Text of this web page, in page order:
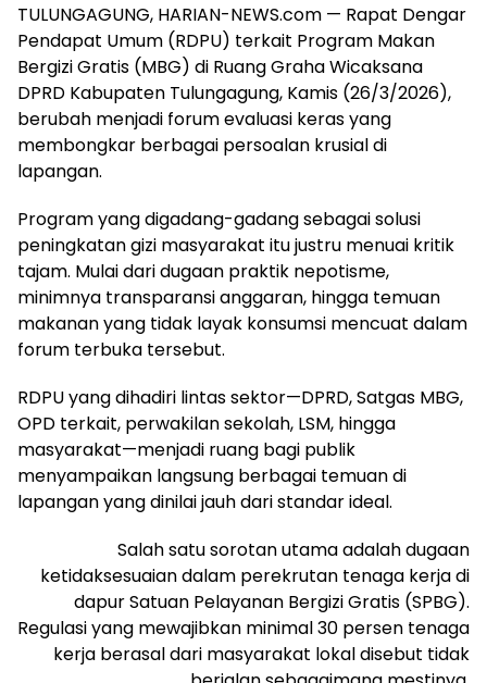
TULUNGAGUNG, HARIAN-NEWS.com — Rapat Dengar
Pendapat Umum (RDPU) terkait Program Makan
Bergizi Gratis (MBG) di Ruang Graha Wicaksana
DPRD Kabupaten Tulungagung, Kamis (26/3/2026),
berubah menjadi forum evaluasi keras yang
membongkar berbagai persoalan krusial di
lapangan.
Program yang digadang-gadang sebagai solusi
peningkatan gizi masyarakat itu justru menuai kritik
tajam. Mulai dari dugaan praktik nepotisme,
minimnya transparansi anggaran, hingga temuan
makanan yang tidak layak konsumsi mencuat dalam
forum terbuka tersebut.
RDPU yang dihadiri lintas sektor—DPRD, Satgas MBG,
OPD terkait, perwakilan sekolah, LSM, hingga
masyarakat—menjadi ruang bagi publik
menyampaikan langsung berbagai temuan di
lapangan yang dinilai jauh dari standar ideal.
Salah satu sorotan utama adalah dugaan
ketidaksesuaian dalam perekrutan tenaga kerja di
dapur Satuan Pelayanan Bergizi Gratis (SPBG).
Regulasi yang mewajibkan minimal 30 persen tenaga
kerja berasal dari masyarakat lokal disebut tidak